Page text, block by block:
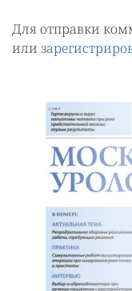
Для отправки
или